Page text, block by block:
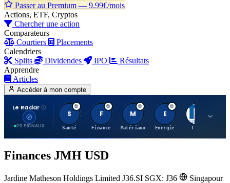
Passer au Premium — 9.99€/mois
Actions, ETF, Cryptos
Chercher une action
Comparateurs
Courtiers
Placements
Calendriers
Splits
Dividendes IPO
Résultats
Apprendre
Articles
Accéder à mon compte
Le Radar
20 SIGNAUX
S
Santé
F
Finance
M
Matériaux
E
Energie TTWO
Finances JMH USD
Jardine Matheson Holdings Limited J36.SI SGX: J36
Singapour